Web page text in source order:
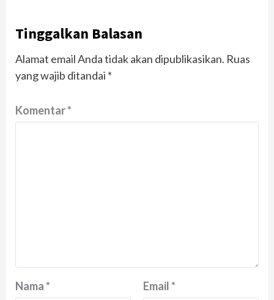
Tinggalkan Balasan
Alamat email Anda tidak akan dipublikasikan. Ruas
yang wajib ditandai *
Komentar*
Nama* Email*